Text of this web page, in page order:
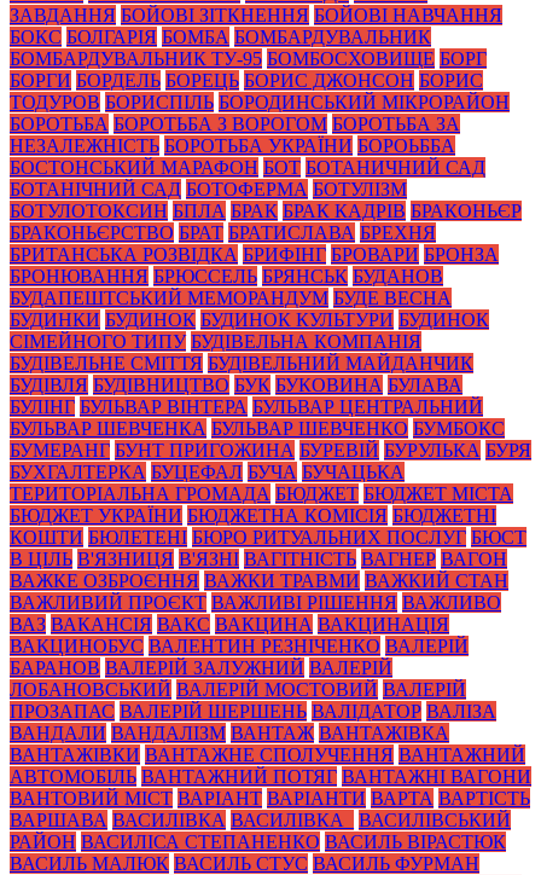
ЗАВДАННЯ БОЙОВІ ЗІТКНЕННЯ БОЙОВІ НАВЧАННЯ
БОКС БОЛГАРІЯ БОМБА БОМБАРДУВАЛЬНИК
БОМБАРДУВАЛЬНИК ТУ-95 БОМБОСХОВИЩЕ БОРГ
БОРГИ БОРДЕЛЬ БОРЕЦЬ БОРИС ДЖОНСОН БОРИС
ТОДУРОВ БОРИСПІЛЬ БОРОДИНСЬКИЙ МІКРОРАЙОН
БОРОТЬБА БОРОТЬБА З ВОРОГОМ БОРОТЬБА ЗА
НЕЗАЛЕЖНІСТЬ БОРОТЬБА УКРАЇНИ БОРОЬББА
БОСТОНСЬКИЙ МАРАФОН БОТ БОТАНИЧНИЙ САД
БОТАНІЧНИЙ САД БОТОФЕРМА БОТУЛІЗМ
БОТУЛОТОКСИН БПЛА БРАК БРАК КАДРІВ БРАКОНЬЄР
БРАКОНЬЄРСТВО БРАТ БРАТИСЛАВА БРЕХНЯ
БРИТАНСЬКА РОЗВІДКА БРИФІНГ БРОВАРИ БРОНЗА
БРОНЮВАННЯ БРЮССЕЛЬ БРЯНСЬК БУДАНОВ
БУДАПЕШТСЬКИЙ МЕМОРАНДУМ БУДЕ ВЕСНА
БУДИНКИ БУДИНОК БУДИНОК КУЛЬТУРИ БУДИНОК
СІМЕЙНОГО ТИПУ БУДІВЕЛЬНА КОМПАНІЯ
БУДІВЕЛЬНЕ СМІТТЯ БУДІВЕЛЬНИЙ МАЙДАНЧИК
БУДІВЛЯ БУДІВНИЦТВО БУК БУКОВИНА БУЛАВА
БУЛІНГ БУЛЬВАР ВІНТЕРА БУЛЬВАР ЦЕНТРАЛЬНИЙ
БУЛЬВАР ШЕВЧЕНКА БУЛЬВАР ШЕВЧЕНКО БУМБОКС
БУМЕРАНГ БУНТ ПРИГОЖИНА БУРЕВІЙ БУРУЛЬКА БУРЯ
БУХГАЛТЕРКА БУЦЕФАЛ БУЧА БУЧАЦЬКА
ТЕРИТОРІАЛЬНА ГРОМАДА БЮДЖЕТ БЮДЖЕТ МІСТА
БЮДЖЕТ УКРАЇНИ БЮДЖЕТНА КОМІСІЯ БЮДЖЕТНІ
КОШТИ БЮЛЕТЕНІ БЮРО РИТУАЛЬНИХ ПОСЛУГ БЮСТ
В ЦІЛЬ В'ЯЗНИЦЯ В'ЯЗНІ ВАГІТНІСТЬ ВАГНЕР ВАГОН
ВАЖКЕ ОЗБРОЄННЯ ВАЖКИ ТРАВМИ ВАЖКИЙ СТАН
ВАЖЛИВИЙ ПРОЄКТ ВАЖЛИВІ РІШЕННЯ ВАЖЛИВО
ВАЗ ВАКАНСІЯ ВАКС ВАКЦИНА ВАКЦИНАЦІЯ
ВАКЦИНОБУС ВАЛЕНТИН РЕЗНІЧЕНКО ВАЛЕРІЙ
БАРАНОВ ВАЛЕРІЙ ЗАЛУЖНИЙ ВАЛЕРІЙ
ЛОБАНОВСЬКИЙ ВАЛЕРІЙ МОСТОВИЙ ВАЛЕРІЙ
ПРОЗАПАС ВАЛЕРІЙ ШЕРШЕНЬ ВАЛІДАТОР ВАЛІЗА
ВАНДАЛИ ВАНДАЛІЗМ ВАНТАЖ ВАНТАЖІВКА
ВАНТАЖІВКИ ВАНТАЖНЕ СПОЛУЧЕННЯ ВАНТАЖНИЙ
АВТОМОБІЛЬ ВАНТАЖНИЙ ПОТЯГ ВАНТАЖНІ ВАГОНИ
ВАНТОВИЙ МІСТ ВАРІАНТ ВАРІАНТИ ВАРТА ВАРТІСТЬ
ВАРШАВА ВАСИЛІВКА ВАСИЛІВКА_
ВАСИЛІВСЬКИЙ
РАЙОН ВАСИЛІСА СТЕПАНЕНКО ВАСИЛЬ ВІРАСТЮК
ВАСИЛЬ МАЛЮК ВАСИЛЬ СТУС ВАСИЛЬ ФУРМАН